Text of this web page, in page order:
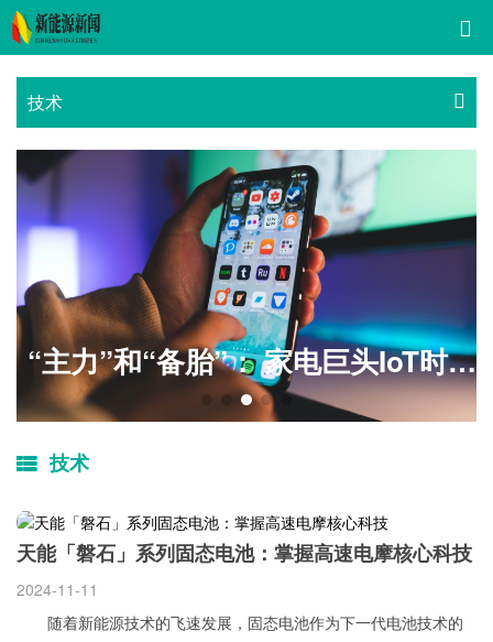
技术
“主力”和“备胎”： 家电巨头IoT时代的两难
技术
天能「磐石」系列固态电池：掌握高速电摩核心科技
2024-11-11
随着新能源技术的飞速发展，固态电池作为下一代电池技术的